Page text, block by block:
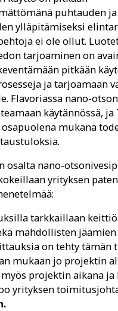
puhtauden
ylläpitämiseksi
ei ole ollut.
tarjoaminen on
pitkään
ja tarjoamaan
Flavoriassa nano-
käytännössä,
mukana
osalta nano-
yrityksen
tarkkaillaan
mahdollisten
on tehty tämän
mukaan jo projektin
projektin aikana ja
yrityksen